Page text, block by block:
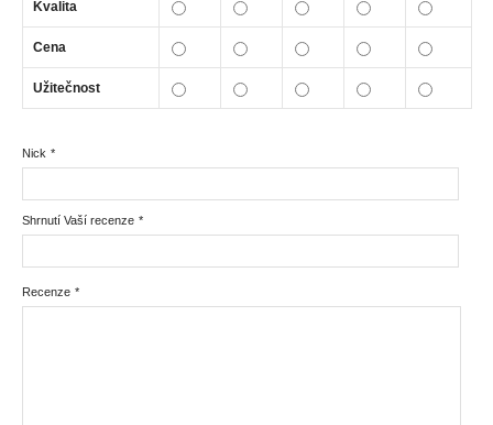
Kvalita
Cena
Užitečnost
*
Nick
*
Shrnutí Vaší recenze
*
Recenze